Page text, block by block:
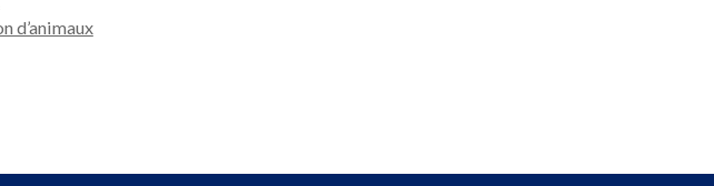
d’animaux